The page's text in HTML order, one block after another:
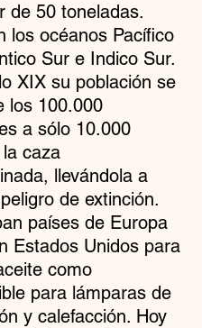
de 50 toneladas.
los océanos Pacífico
Sur e Indico Sur.
XIX su población se
los 100.000
a sólo 10.000
caza
llevándola a
de extinción.
países de Europa
Estados Unidos para
como
para lámparas de
y calefacción. Hoy